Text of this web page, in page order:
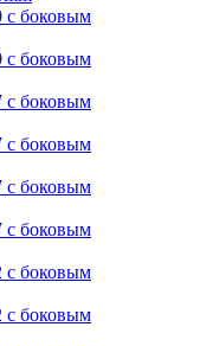
с боковым
с боковым
с боковым
с боковым
с боковым
с боковым
с боковым
с боковым